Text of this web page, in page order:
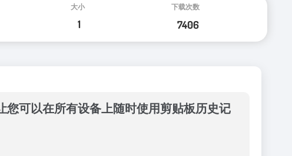
您可以在所有设备上随时使用剪贴板历史记